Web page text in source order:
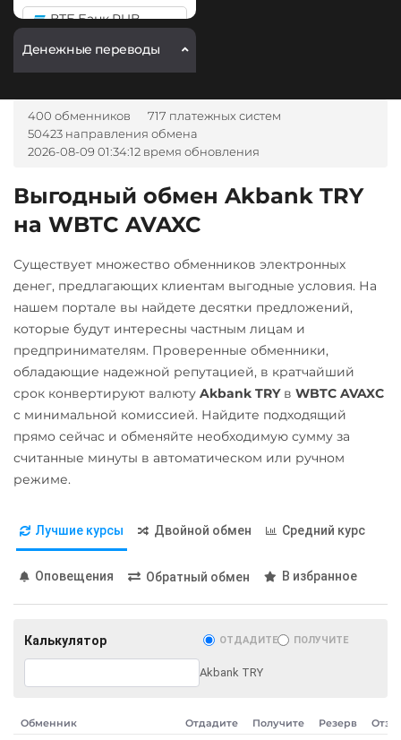
Solana (SOL)
StableUSD (USDS)
Stellar (XLM)
Sui
ERC20
SOL
POL
CRONOS
AVAXC
TON
Tether Gold (XAUt)
Tezos (XTZ)
Tron (TRX)
USD Coin (USDC)
CRONOS
ARB
OP
BASE
RONIN
ERC20
Wrapped Ethereum (WETH)
CRO
ВТБ Банк RUB
Газпромбанк RUB
МТС Банк RUB
Открытие RUB
RUB
Почта Банк RUB
Промсвязьбанк RUB
Райффайзен
РНКБ RUB
Росбанк RUB
Россельхоз банк RUB
Русский Стандарт RUB
Сбербанк
СБП RUB
Денежные переводы
400 обменников
717 платежных систем
50423 направления обмена
2026-08-09 01:34:12 время обновления
Выгодный обмен Akbank TRY
на WBTC AVAXC
Существует множество обменников электронных
денег, предлагающих клиентам выгодные условия. На
нашем портале вы найдете десятки предложений,
которые будут интересны частным лицам и
предпринимателям. Проверенные обменники,
обладающие надежной репутацией, в кратчайший
срок конвертируют валюту Akbank TRYв WBTC AVAXC
с минимальной комиссией. Найдите подходящий
прямо сейчас и обменяйте необходимую сумму за
считанные минуты в автоматическом или ручном
режиме.
Лучшие курсы Двойной обмен Средний курс
Оповещения Обратный обмен В избранное
Калькулятор ОТДАДИТЕ ПОЛУЧИТЕ
Akbank TRY
Обменник Отдадите Получите Резерв